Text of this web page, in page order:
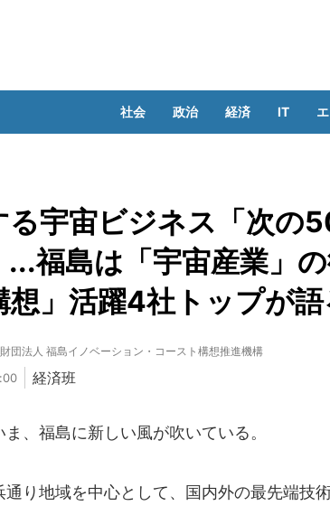
社会 政治 経済 IT
る宇宙ビジネス「次の
...福島は「宇宙産業」
想」活躍4社トップが
団法人 福島イノベーション・コースト構想推進機構
経済班
、福島に新しい風が吹いている。
り地域を中心として、国内外の最先端技